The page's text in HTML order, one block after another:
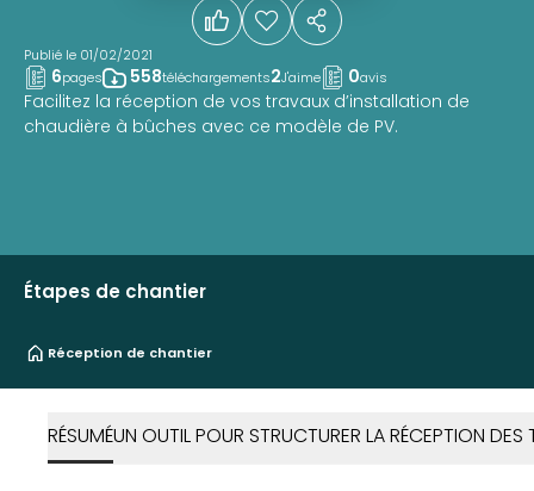
Publié le 01/02/2021
6pages 558téléchargements2J'aime 0avis
Facilitez la réception de vos travaux d’installation de
chaudière à bûches avec ce modèle de PV.
Étapes de chantier
Réception de chantier
RÉSUMÉUN OUTIL POUR STRUCTURER LA RÉCEPTION